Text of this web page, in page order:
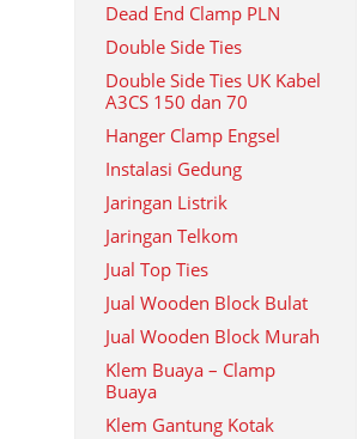
Dead End Clamp PLN
Double Side Ties
Double Side Ties UK Kabel
A3CS 150 dan 70
Hanger Clamp Engsel
Instalasi Gedung
Jaringan Listrik
Jaringan Telkom
Jual Top Ties
Jual Wooden Block Bulat
Jual Wooden Block Murah
Klem Buaya – Clamp
Buaya
Klem Gantung Kotak